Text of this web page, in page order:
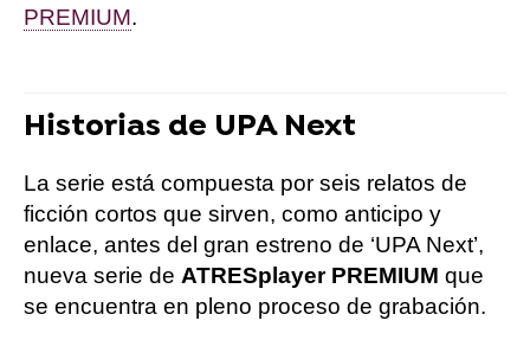
PREMIUM.
Historias de UPA Next
La serie está compuesta por seis relatos de
ficción cortos que sirven, como anticipo y
enlace, antes del gran estreno de ‘UPA Next’,
nueva serie de ATRESplayer PREMIUM que
se encuentra en pleno proceso de grabación.